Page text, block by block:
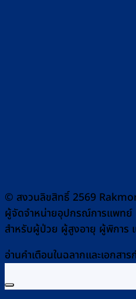
© สงวนลิขสิทธิ์ 2569
ผู้จัดจำหน่ายอุปกรณ์การแพท
สำหรับผู้ป่วย ผู้สูงอายุ ผู้พิการ
อ่านคำเตือนในฉลากและเอกส